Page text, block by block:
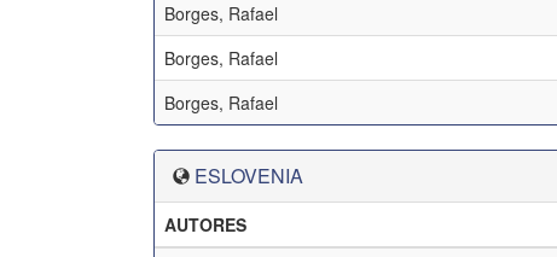
Borges, Rafael
Borges, Rafael
Borges, Rafael
ESLOVENIA
AUTORES